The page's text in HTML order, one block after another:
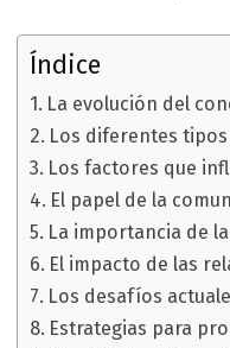
Índice
La evolución del
Los diferentes
Los factores que
El papel de la
La importancia de
El impacto de las
Los desafíos
Estrategias para